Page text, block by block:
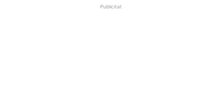
Publicitat